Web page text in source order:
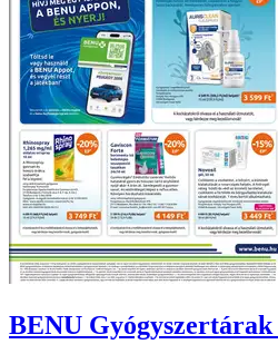
BENU Gyógyszertárak